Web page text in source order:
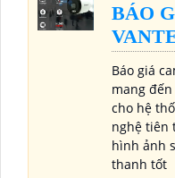
BÁO
Báo giá
mang
cho hệ
nghệ tiên
hình ảnh
thanh tốt